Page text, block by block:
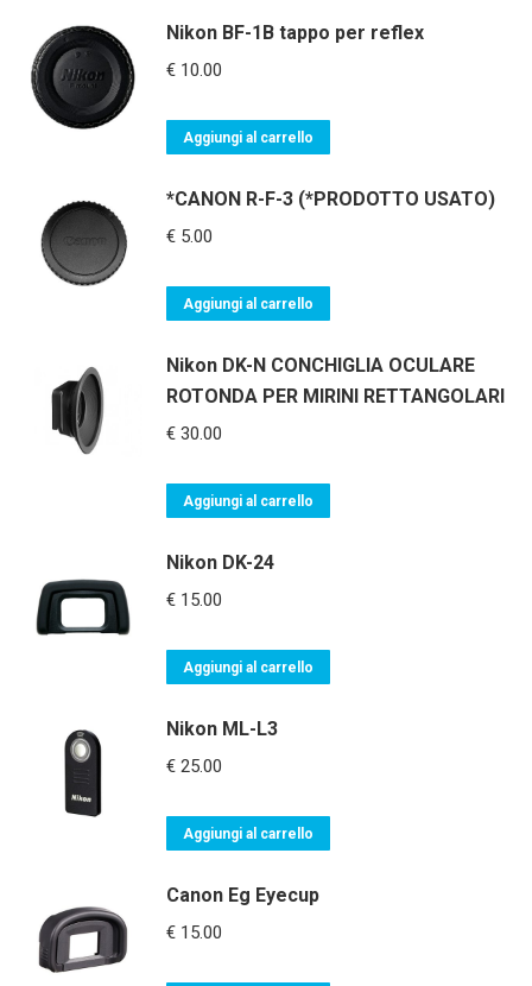
Nikon BF-1B tappo per reflex
€ 10.00
Aggiungi al carrello
*CANON R-F-3 (*PRODOTTO USATO)
€ 5.00
Aggiungi al carrello
Nikon DK-N CONCHIGLIA OCULARE
ROTONDA PER MIRINI RETTANGOLARI
€ 30.00
Aggiungi al carrello
Nikon DK-24
€ 15.00
Aggiungi al carrello
Nikon ML-L3
€ 25.00
Aggiungi al carrello
Canon Eg Eyecup
€ 15.00